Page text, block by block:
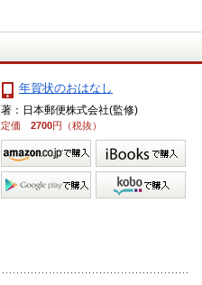
年賀状のおはなし
著：日本郵便株式会社(監修)
定価 2700円（税抜）